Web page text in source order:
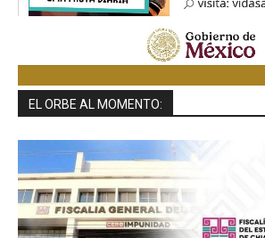
EL ORBE AL MOMENTO: